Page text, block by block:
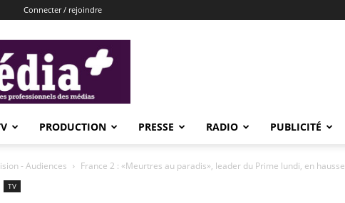
Connecter / rejoindre
PRODUCTION PRESSE RADIO PUBLICITÉ
- Audiences France 2 : «Meurtres au paradis», leader du Prime lundi, en hausse
TV